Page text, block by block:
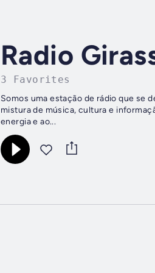
Radio
3 Favorites
Somos uma estação de rádio que se
mistura de música, cultura e
energia e ao...